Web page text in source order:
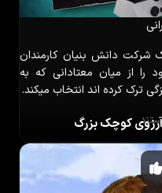
کوچک بزرگ
شرکت دانش بنیان کارمندان
را از میان معتادانی که به
ترک کرده اند انتخاب میکند.